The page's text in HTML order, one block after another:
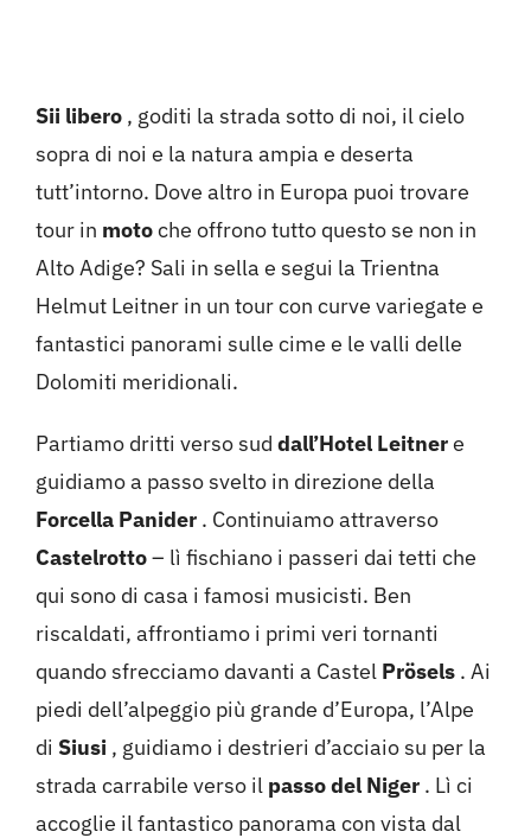
Contattami
Sii libero , goditi la strada sotto di noi, il cielo
sopra di noi e la natura ampia e deserta
tutt’intorno. Dove altro in Europa puoi trovare
tour in motoche offrono tutto questo se non in
Alto Adige? Sali in sella e segui la Trientna
Helmut Leitner in un tour con curve variegate e
fantastici panorami sulle cime e le valli delle
Dolomiti meridionali.
Partiamo dritti verso sud dall’Hotel Leitnere
guidiamo a passo svelto in direzione della
Forcella Panider . Continuiamo attraverso
Castelrotto– lì fischiano i passeri dai tetti che
qui sono di casa i famosi musicisti. Ben
riscaldati, affrontiamo i primi veri tornanti
quando sfrecciamo davanti a Castel Prösels . Ai
piedi dell’alpeggio più grande d’Europa, l’Alpe
di Siusi , guidiamo i destrieri d’acciaio su per la
strada carrabile verso il passo del Niger . Lì ci
accoglie il fantastico panorama con vista dal